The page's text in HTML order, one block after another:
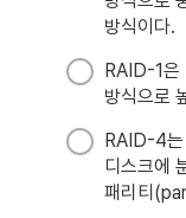
방식이다.
RAID-1은
방식으로
RAID-4는
디스크에
패리티